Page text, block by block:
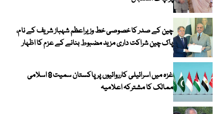
چین کے صدر کا خصوصی خط وزیراعظم شہباز شریف کے نام،
پاک چین شراکت داری مزید مضبوط بنانے کے عزم کا اظہار
غزہ میں اسرائیلی کارروائیوں پر پاکستان سمیت 8 اسلامی
ممالک کا مشترکہ اعلامیہ